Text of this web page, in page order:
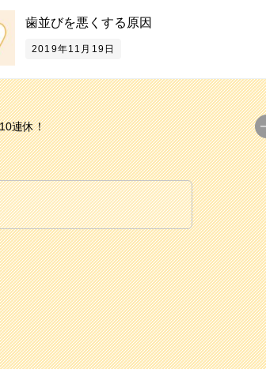
歯並びを悪くする原因
2019年11月19日
連休！